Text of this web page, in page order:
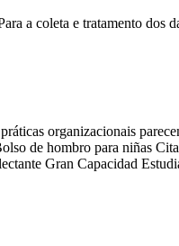
a coleta e tratamento dos
organizacionais
de hombro para niñas
Gran Capacidad